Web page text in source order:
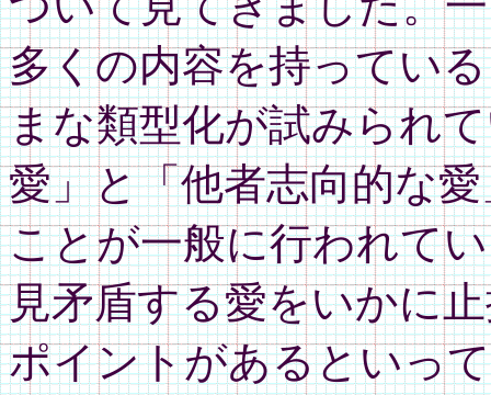
多くの内容を持ってい
まな類型化が試みられ
愛」と「他者志向的な
ことが一般に行われて
見矛盾する愛をいかに
ポイントがあるといっ